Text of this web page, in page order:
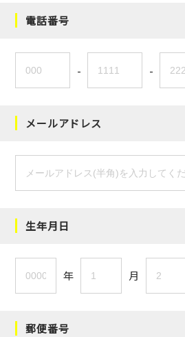
電話番号
- -
メールアドレス
生年月日
年 月
郵便番号